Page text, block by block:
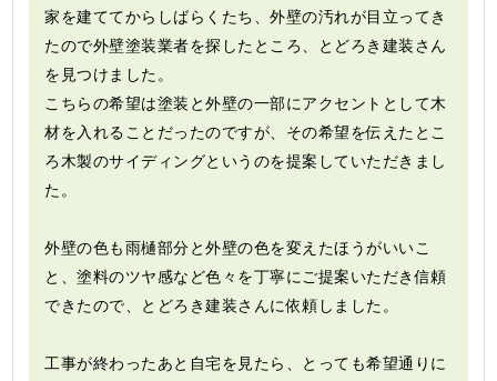
家を建ててからしばらくたち、外壁の汚れが目立ってき
たので外壁塗装業者を探したところ、とどろき建装さん
を見つけました。
こちらの希望は塗装と外壁の一部にアクセントとして木
材を入れることだったのですが、その希望を伝えたとこ
ろ木製のサイディングというのを提案していただきまし
た。
外壁の色も雨樋部分と外壁の色を変えたほうがいいこ
と、塗料のツヤ感など色々を丁寧にご提案いただき信頼
できたので、とどろき建装さんに依頼しました。
工事が終わったあと自宅を見たら、とっても希望通りに